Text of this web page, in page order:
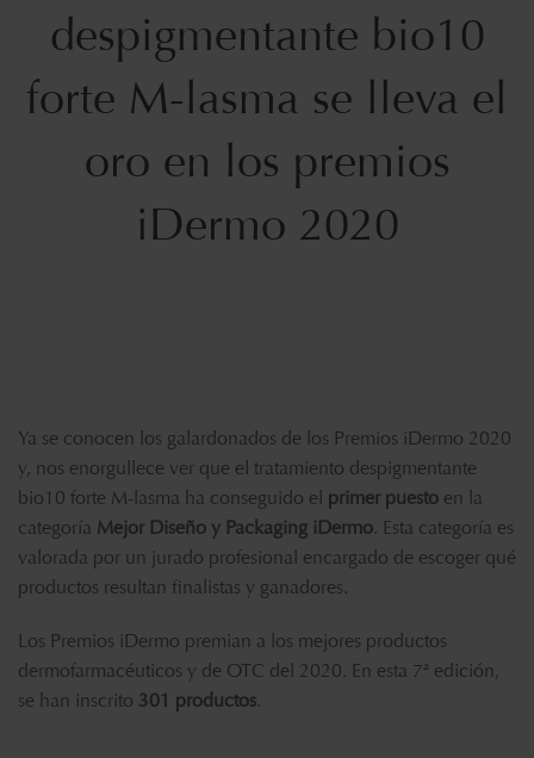
despigmentante bio10
forte M-lasma se lleva el
oro en los premios
iDermo 2020
Ya se conocen los galardonados de los Premios iDermo 2020
y, nos enorgullece ver que el tratamiento despigmentante
bio10 forte M-lasma ha conseguido el primer puesto en la
categoría Mejor Diseño y Packaging iDermo. Esta categoría es
valorada por un jurado profesional encargado de escoger qué
productos resultan finalistas y ganadores.
Los Premios iDermo premian a los mejores productos
dermofarmacéuticos y de OTC del 2020. En esta 7ª edición,
se han inscrito 301 productos.